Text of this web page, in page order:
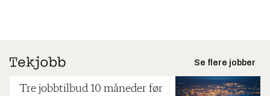
Se flere jobber
Tre jobbtilbud 10 måneder før